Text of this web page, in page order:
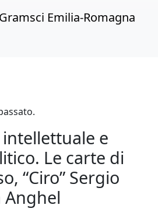
e
Le carte di
“Ciro” Sergio
Anghel